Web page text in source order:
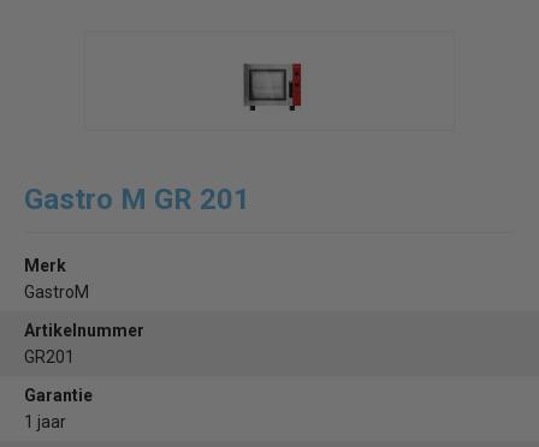
Gastro M GR 201
Merk
GastroM
Artikelnummer
GR201
Garantie
1 jaar